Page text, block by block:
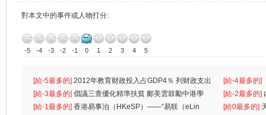
對本文中的事件或人物打分:
-5 -4 -3 -2 -1 0 1 2 3 4 5
[給-5最多的] 2012年教育财政投入占GDP4％ 列财政支出
首位
[給-4最多的]
一
[給-3最多的] 倡議三查優化精準扶貧 鄺美雲鼓勵中港學
生
[給-2最多的]
人
[給-1最多的] 香港易事泊（HKeSP）——“易联（eLin
[給0最多的]